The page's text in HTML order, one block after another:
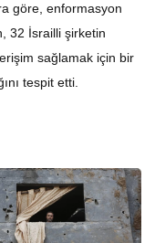
göre, enformasyon
32 İsrailli şirketin
sağlamak için bir
tespit etti.